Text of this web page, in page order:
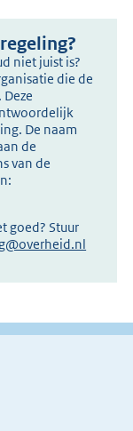
niet juist is?
die de
De naam
de
van de
goed? Stuur